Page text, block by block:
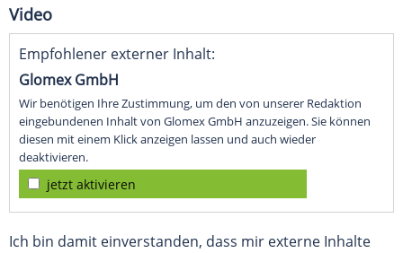
Video
Empfohlener externer Inhalt:
Glomex GmbH
Wir benötigen Ihre Zustimmung, um den von unserer Redaktion
eingebundenen Inhalt von Glomex GmbH anzuzeigen. Sie können
diesen mit einem Klick anzeigen lassen und auch wieder
deaktivieren.
jetzt aktivieren
Ich bin damit einverstanden, dass mir externe Inhalte